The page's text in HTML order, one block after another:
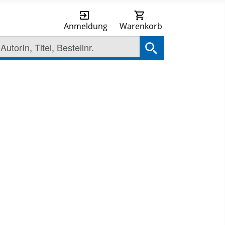
Anmeldung Warenkorb